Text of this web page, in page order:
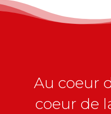
Au coeur
coeur de